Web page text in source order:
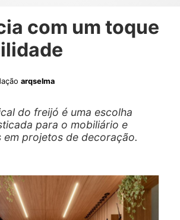
com um toque
arqselma
do freijó é uma escolha
para o mobiliário e
em projetos de decoração.